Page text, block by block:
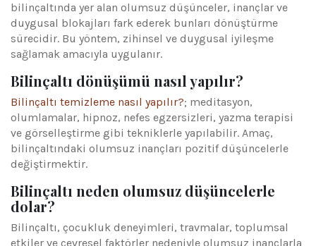
bilinçaltında yer alan olumsuz düşünceler, inançlar ve
duygusal blokajları fark ederek bunları dönüştürme
sürecidir. Bu yöntem, zihinsel ve duygusal iyileşme
sağlamak amacıyla uygulanır.
Bilinçaltı dönüşümü nasıl yapılır?
Bilinçaltı temizleme nasıl yapılır?; meditasyon,
olumlamalar, hipnoz, nefes egzersizleri, yazma terapisi
ve görselleştirme gibi tekniklerle yapılabilir. Amaç,
bilinçaltındaki olumsuz inançları pozitif düşüncelerle
değiştirmektir.
Bilinçaltı neden olumsuz düşüncelerle
dolar?
Bilinçaltı, çocukluk deneyimleri, travmalar, toplumsal
etkiler ve çevresel faktörler nedeniyle olumsuz inançlarla